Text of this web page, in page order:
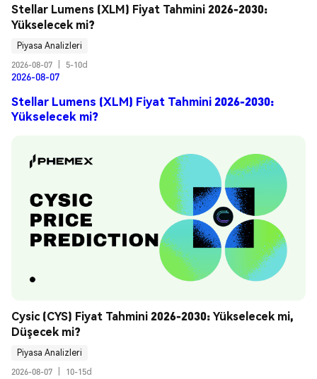
Stellar Lumens (XLM) Fiyat Tahmini 2026-2030:
Yükselecek mi?
Piyasa Analizleri
2026-08-07
5-10d
2026-08-07
Stellar Lumens (XLM) Fiyat Tahmini 2026-2030:
Yükselecek mi?
Cysic (CYS) Fiyat Tahmini 2026-2030: Yükselecek mi,
Düşecek mi?
Piyasa Analizleri
2026-08-07
10-15d